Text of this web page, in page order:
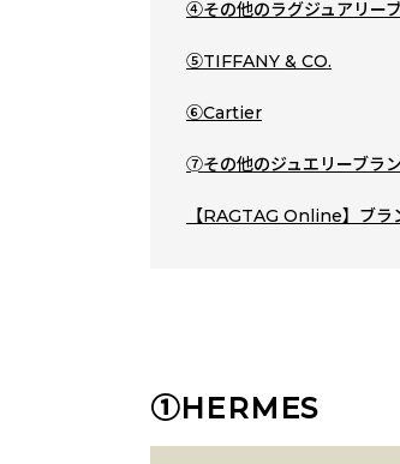
④その他のラグジュアリー
⑤TIFFANY & CO.
⑥Cartier
➆その他のジュエリーブラ
【RAGTAG Online】ブ
①HERMES